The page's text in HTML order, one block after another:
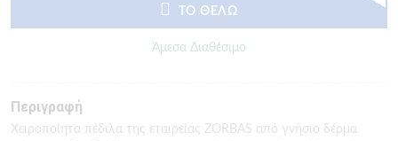
ΤΟ ΘΕΛΩ
Άμεσα Διαθέσιμο
Περιγραφή
Χειροποίητα πέδιλα της εταιρείας ZORBAS από γνήσιο δέρμα